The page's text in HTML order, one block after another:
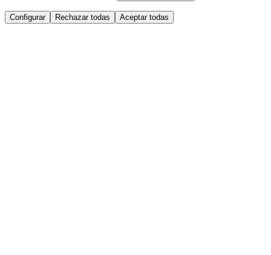
Configurar Rechazar todas Aceptar todas